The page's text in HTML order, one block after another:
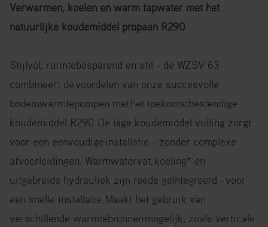
Verwarmen, koelen en warm tapwater met het
natuurlijke koudemiddel propaan R290
Stijlvol, ruimtebesparend en stil - de WZSV 63
combineert devoordelen van onze succesvolle
bodemwarmtepompen methet toekomstbestendige
koudemiddel R290. De lage koudemiddel vulling zorgt
voor een eenvoudige installatie - zonder complexe
afvoerleidingen. Warmwatervat,koeling* en
uitgebreide hydrauliek zijn reeds geïntegreerd -voor
een snelle installatie. Maakt het gebruik van
verschillende warmtebronnenmogelijk, zoals verticale